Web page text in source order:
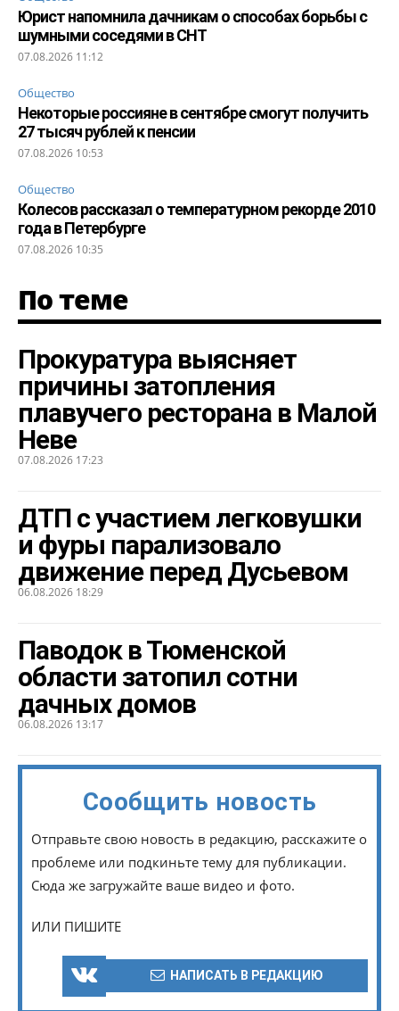
Юрист напомнила дачникам о способах борьбы с
шумными соседями в СНТ
07.08.2026 11:12
Общество
Некоторые россияне в сентябре смогут получить
27 тысяч рублей к пенсии
07.08.2026 10:53
Общество
Колесов рассказал о температурном рекорде 2010
года в Петербурге
07.08.2026 10:35
По теме
Прокуратура выясняет
причины затопления
плавучего ресторана в Малой
Неве
07.08.2026 17:23
ДТП с участием легковушки
и фуры парализовало
движение перед Дусьевом
06.08.2026 18:29
Паводок в Тюменской
области затопил сотни
дачных домов
06.08.2026 13:17
Сообщить новость
Отправьте свою новость в редакцию, расскажите о
проблеме или подкиньте тему для публикации.
Сюда же загружайте ваше видео и фото.
ИЛИ ПИШИТЕ
НАПИСАТЬ В РЕДАКЦИЮ